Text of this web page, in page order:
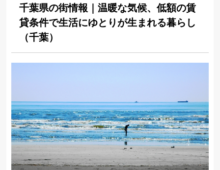
千葉県の街情報｜温暖な気候、低額の賃
貸条件で生活にゆとりが生まれる暮らし
（千葉）